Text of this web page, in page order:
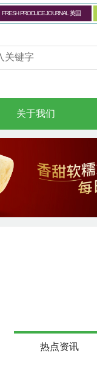
FRESH PRODUCE JOURNAL 英国
关于我们
热点资讯